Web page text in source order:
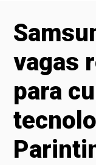
vagas
para